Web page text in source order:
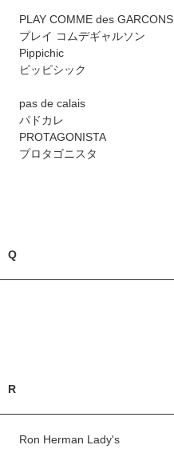
PLAY COMME des GARCONS
プレイ コムデギャルソン
Pippichic
ピッピシック
pas de calais
パドカレ
PROTAGONISTA
プロタゴニスタ
Q
R
Ron Herman Lady's